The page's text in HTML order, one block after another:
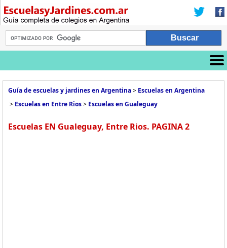
Guía de escuelas y jardines en Argentina> Escuelas en Argentina
> Escuelas en Entre Rios> Escuelas en Gualeguay
Escuelas EN Gualeguay, Entre Rios. PAGINA 2